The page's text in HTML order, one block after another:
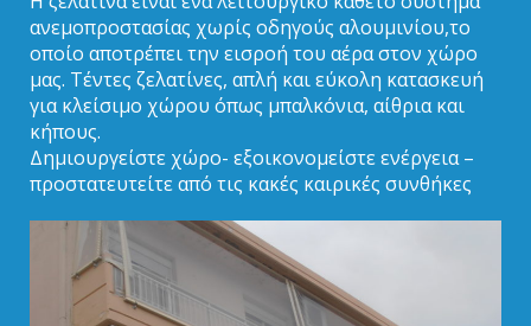
ανεμοπροστασίας χωρίς οδηγούς αλουμινίου,το
οποίο αποτρέπει την εισροή του αέρα στον χώρο
μας. Τέντες ζελατίνες, απλή και εύκολη κατασκευή
για κλείσιμο χώρου όπως μπαλκόνια, αίθρια και
κήπους.
Δημιουργείστε χώρο- εξοικονομείστε ενέργεια –
προστατευτείτε από τις κακές καιρικές συνθήκες